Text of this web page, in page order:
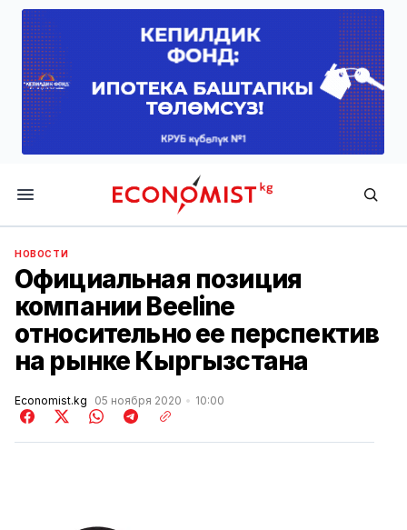
Economist.kg
НОВОСТИ
Официальная позиция
компании Beeline
относительно ее перспектив
на рынке Кыргызстана
Economist.kg 05 ноября 2020 10:00